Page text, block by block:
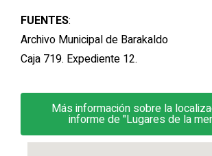
FUENTES:
Archivo Municipal de Barakaldo
Caja 719. Expediente 12.
Más información sobre la
informe de "Lugares de la